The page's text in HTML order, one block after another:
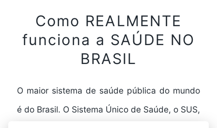
Como REALMENTE
funciona a SAÚDE NO
BRASIL
O maior sistema de saúde pública do mundo
é do Brasil. O Sistema Único de Saúde, o SUS,